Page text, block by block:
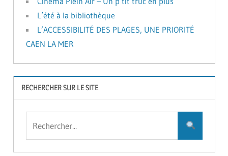
L’été à la bibliothèque
L’ACCESSIBILITÉ DES PLAGES, UNE PRIORITÉ
CAEN LA MER
RECHERCHER SUR LE SITE